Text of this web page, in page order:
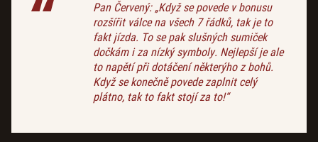
Pan Červený: „Když se povede v bonusu
rozšířit válce na všech 7 řádků, tak je to
fakt jízda. To se pak slušných sumiček
dočkám i za nízký symboly. Nejlepší je ale
to napětí při dotáčení některýho z bohů.
Když se konečně povede zaplnit celý
plátno, tak to fakt stojí za to!“